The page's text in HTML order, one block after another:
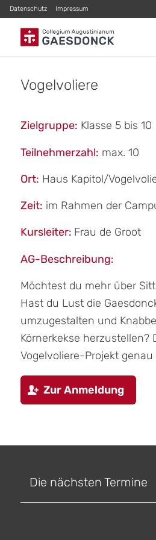
Datenschutz Impressum
Vogelvoliere
Zielgruppe: Klasse 5 bis 10
Teilnehmerzahl: max. 10
Ort: Haus Kapitol/
Zeit: im Rahmen der
Kursleiter: Frau de Groot
AG-Beschreibung:
Möchtest du mehr über
Hast du Lust die
umzugestalten und
Körnerkekse herzustellen?
Vogelvoliere-Projekt genau
Zur Anmeldung
Die nächsten Termine